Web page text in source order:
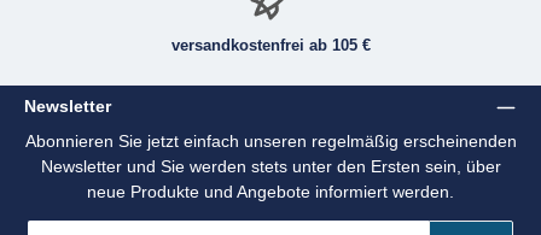
versandkostenfrei ab 105 €
Newsletter
Abonnieren Sie jetzt einfach unseren regelmäßig erscheinenden
Newsletter und Sie werden stets unter den Ersten sein, über
neue Produkte und Angebote informiert werden.